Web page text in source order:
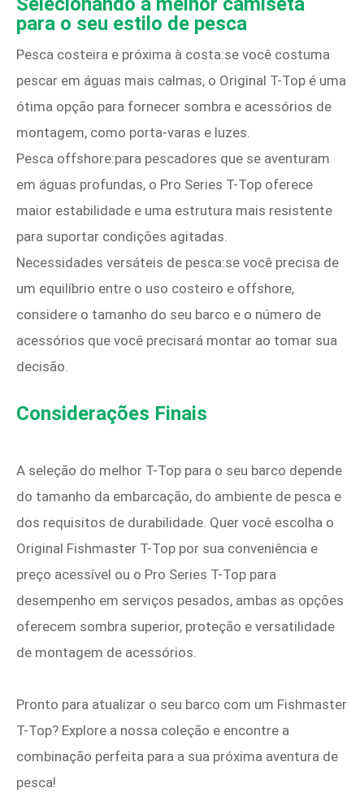
para o seu estilo de pesca
Pesca costeira e próxima à costa:se você costuma
pescar em águas mais calmas, o Original T-Top é uma
ótima opção para fornecer sombra e acessórios de
montagem, como porta-varas e luzes.
Pesca offshore:para pescadores que se aventuram
em águas profundas, o Pro Series T-Top oferece
maior estabilidade e uma estrutura mais resistente
para suportar condições agitadas.
Necessidades versáteis de pesca:se você precisa de
um equilíbrio entre o uso costeiro e offshore,
considere o tamanho do seu barco e o número de
acessórios que você precisará montar ao tomar sua
decisão.
Considerações Finais
A seleção do melhor T-Top para o seu barco depende
do tamanho da embarcação, do ambiente de pesca e
dos requisitos de durabilidade. Quer você escolha o
Original Fishmaster T-Top por sua conveniência e
preço acessível ou o Pro Series T-Top para
desempenho em serviços pesados, ambas as opções
oferecem sombra superior, proteção e versatilidade
de montagem de acessórios.
Pronto para atualizar o seu barco com um Fishmaster
T-Top? Explore a nossa coleção e encontre a
combinação perfeita para a sua próxima aventura de
pesca!